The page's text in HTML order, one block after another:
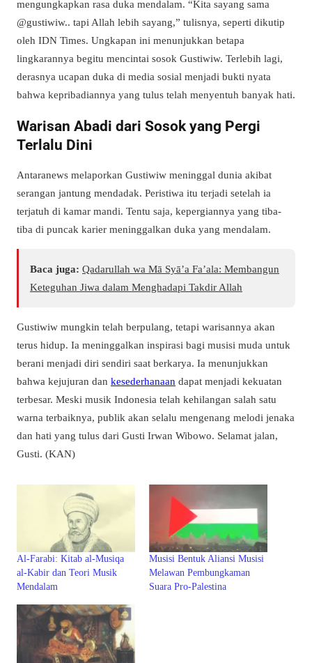
mengungkapkan rasa duka mendalam. “Kita sayang sama
@gustiwiw.. tapi Allah lebih sayang,” tulisnya, seperti dikutip
oleh IDN Times. Ungkapan ini menunjukkan betapa
lingkarannya begitu mencintai sosok Gustiwiw. Terlebih lagi,
derasnya ucapan duka di media sosial menjadi bukti nyata
bahwa kepribadiannya yang tulus telah menyentuh banyak hati.
Warisan Abadi dari Sosok yang Pergi
Terlalu Dini
Antaranews melaporkan Gustiwiw meninggal dunia akibat
serangan jantung mendadak. Peristiwa itu terjadi setelah ia
terjatuh di kamar mandi. Tentu saja, kepergiannya yang tiba-
tiba di puncak karier meninggalkan duka yang mendalam.
Baca juga: Qadarullah wa Mā Syā’a Fa’ala: Membangun
Keteguhan Jiwa dalam Menghadapi Takdir Allah
Gustiwiw mungkin telah berpulang, tetapi warisannya akan
terus hidup. Ia meninggalkan inspirasi bagi musisi muda untuk
berani menjadi diri sendiri saat berkarya. Ia menunjukkan
bahwa kejujuran dan kesederhanaan dapat menjadi kekuatan
terbesar. Meski musik Indonesia telah kehilangan salah satu
warna terbaiknya, publik akan selalu mengenang melodi jenaka
dan hati yang tulus dari Gusti Irwan Wibowo. Selamat jalan,
Gusti. (KAN)
Al-Farabi: Kitab al-Musiqa
al-Kabir dan Teori Musik
Mendalam
Musisi Bentuk Aliansi Musisi
Melawan Pembungkaman
Suara Pro-Palestina